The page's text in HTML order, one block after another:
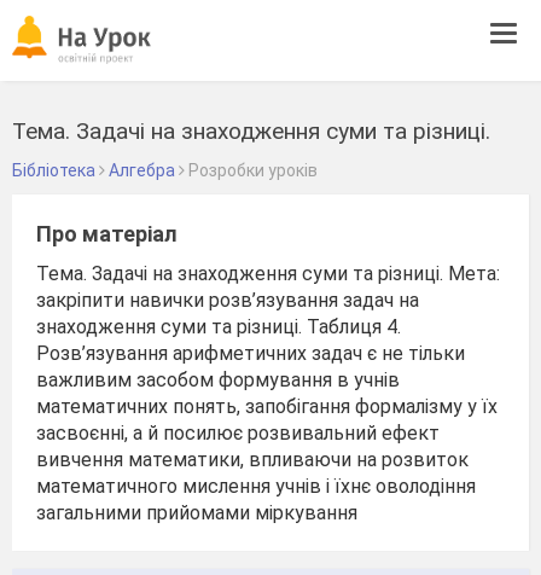
Тема. Задачі на знаходження суми та різниці.
Бібліотека Алгебра Розробки уроків
Про матеріал
Тема. Задачі на знаходження суми та різниці. Мета:
закріпити навички розв’язування задач на
знаходження суми та різниці. Таблиця 4.
Розв’язування арифметичних задач є не тільки
важливим засобом формування в учнів
математичних понять, запобігання формалізму у їх
засвоєнні, а й посилює розвивальний ефект
вивчення математики, впливаючи на розвиток
математичного мислення учнів і їхнє оволодіння
загальними прийомами міркування